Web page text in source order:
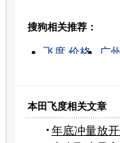
搜狗相关推荐：
飞度 价格 广
本田飞度相关文章
年底冲量放